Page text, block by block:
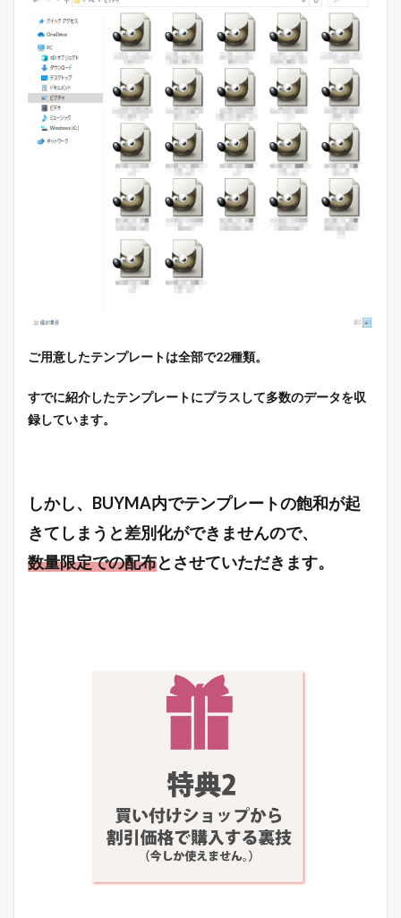
ご用意したテンプレートは全部で22種類。
すでに紹介したテンプレートにプラスして多数のデータを収
録しています。
しかし、BUYMA内でテンプレートの飽和が起
きてしまうと差別化ができませんので、
数量限定での配布とさせていただきます。